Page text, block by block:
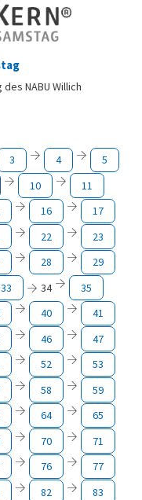
NABU Willich
3 4
5
10
11
16
17
22
23
28
29
33 34
35
40
41
46
47
52
53
58
59
64
65
70
71
76
77
82
83